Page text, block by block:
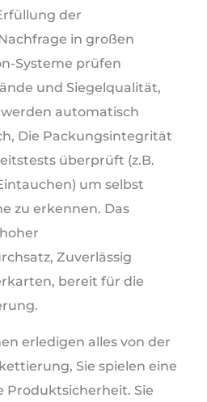
der
in großen
Systeme prüfen
und Siegelqualität,
automatisch
Die Packungsintegrität
überprüft (z.B.
um selbst
zu erkennen. Das
Zuverlässig
bereit für die
erledigen alles von der
Sie spielen eine
Produktsicherheit. Sie